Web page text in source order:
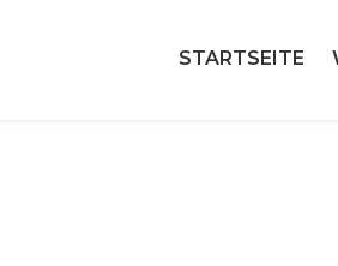
STARTSEITE